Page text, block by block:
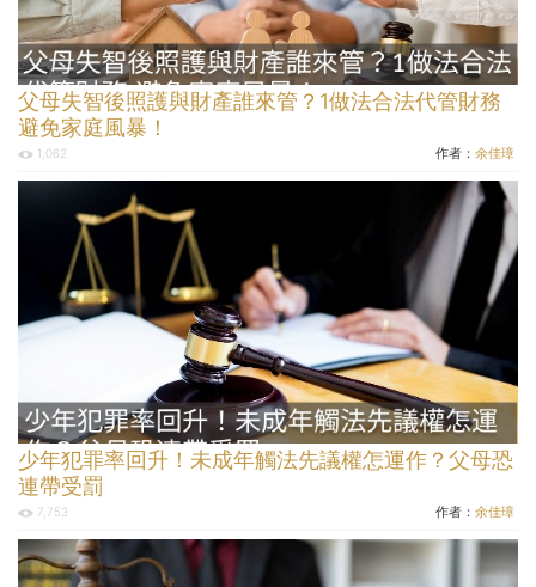
父母失智後照護與財產誰來管？1做法合法代管財務
避免家庭風暴！
1,062 作者： 余佳璋
少年犯罪率回升！未成年觸法先議權怎運作？父母恐
連帶受罰
7,753 作者： 余佳璋